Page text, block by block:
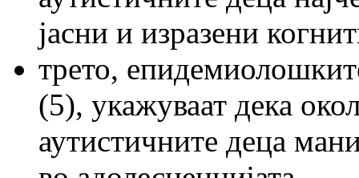
јасни и изразени
трето,
(5), укажуваат дека
аутистичните деца